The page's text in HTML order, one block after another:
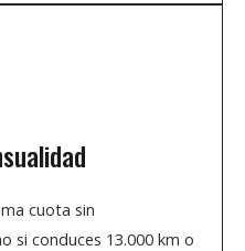
cuota sin
si conduces 13.000 km o